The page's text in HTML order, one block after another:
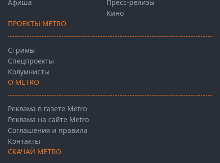
Афиша
Пресс-релизы
Кино
ПРОЕКТЫ METRO
Стримы
Спецпроекты
Колумнисты
О METRO
Реклама в газете Metro
Реклама на сайте Metro
Соглашения и правила
Контакты
СКАЧАЙ METRO